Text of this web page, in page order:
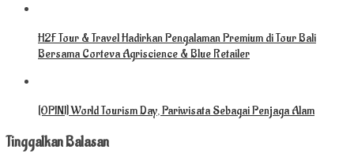
H2F Tour & Travel Hadirkan Pengalaman Premium di Tour Bali
Bersama Corteva Agriscience & Blue Retailer
[OPINI] World Tourism Day, Pariwisata Sebagai Penjaga Alam
Tinggalkan Balasan